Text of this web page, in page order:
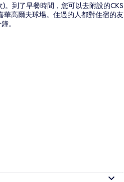
)。到了早餐時間，您可以去附設的CKS
華高爾夫球場。住過的人都對住宿的友
。